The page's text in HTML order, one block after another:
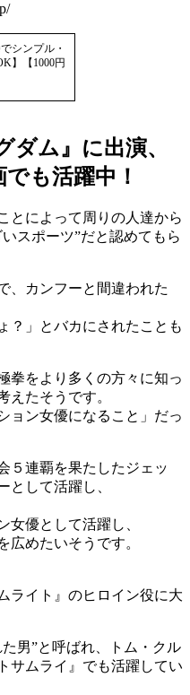
シンプル・
】【1000円
ダム』に出演、
も活躍中！
とによって周りの人達から
スポーツ”だと認めてもら
、カンフーと間違われた
？」とバカにされたことも
拳をより多くの方々に知っ
えたそうです。
ョン女優になること」 だっ
５連覇を果たしたジェッ
として活躍し、
女優として活躍し、
広めたいそうです。
ライト』のヒロイン役に大
男”と呼ばれ、トム・クル
サムライ』でも活躍してい